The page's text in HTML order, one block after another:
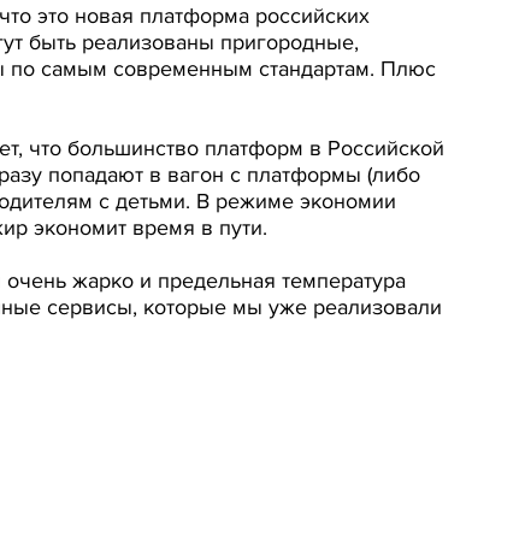
это новая платформа российских
быть реализованы пригородные,
по самым современным стандартам. Плюс
что большинство платформ в Российской
попадают в вагон с платформы (либо
с детьми. В режиме экономии
экономит время в пути.
жарко и предельная температура
сервисы, которые мы уже реализовали